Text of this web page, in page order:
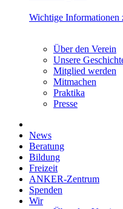
Wichtige Informationen
Über den Verein
Unsere
Mitglied werden
Mitmachen
Praktika
Presse
News
Beratung
Bildung
Freizeit
ANKER-Zentrum
Spenden
Wir